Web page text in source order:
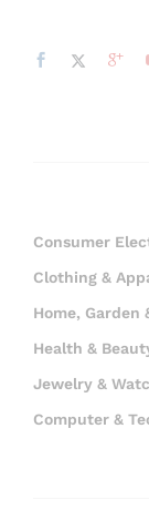
Consumer
Clothing &
Home, Garden
Health &
Jewelry &
Computer &